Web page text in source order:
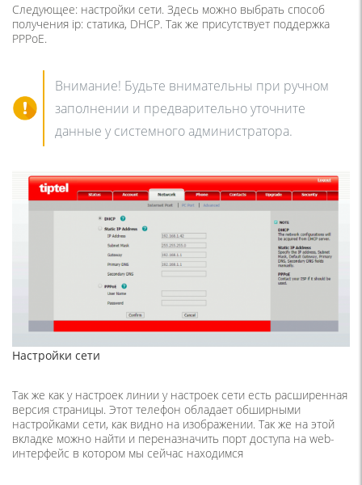
Следующее: настройки сети. Здесь можно выбрать способ
получения ip: статика, DHCP. Так же присутствует поддержка
PPPoE.
Внимание! Будьте внимательны при ручном
заполнении и предварительно уточните
данные у системного администратора.
Настройки сети
Так же как у настроек линии у настроек сети есть расширенная
версия страницы. Этот телефон обладает обширными
настройками сети, как видно на изображении. Так же на этой
вкладке можно найти и переназначить порт доступа на web-
интерфейс в котором мы сейчас находимся